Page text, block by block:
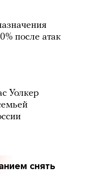
после атак
Уолкер
снять